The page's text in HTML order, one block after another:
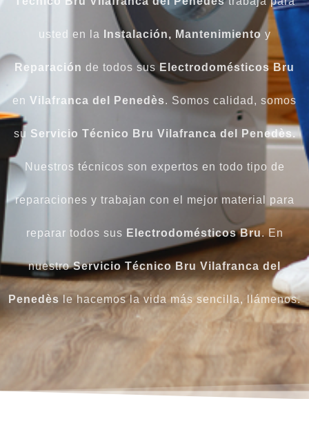
usted en la Instalación, Mantenimiento y
Reparación de todos sus Electrodomésticos Bru
en Vilafranca del Penedès. Somos calidad, somos
su Servicio Técnico Bru Vilafranca del Penedès.
Nuestros técnicos son expertos en todo tipo de
reparaciones y trabajan con el mejor material para
reparar todos sus Electrodomésticos Bru. En
nuestroServicio Técnico Bru Vilafranca del
Penedès le hacemos la vida más sencilla, llámenos.